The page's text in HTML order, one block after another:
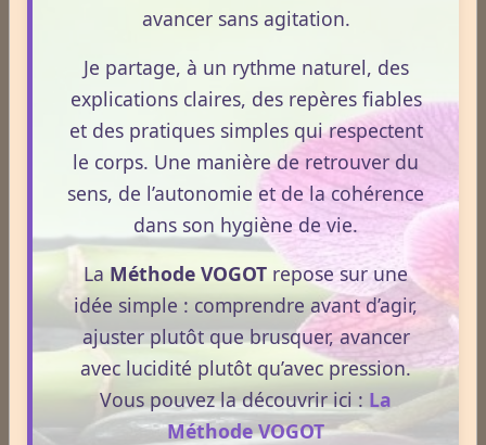
alimentation prévention terrain
naturopathie
digestion
vitalité danger santé
Témoignages
Témoignages
Derniers billets
Réharmonisation corporelle hygiéniste.
avancer sans agitation.
Je partage, à un rythme naturel, des
explications claires, des repères fiables
et des pratiques simples qui respectent
le corps. Une manière de retrouver du
sens, de l’autonomie et de la cohérence
dans son hygiène de vie.
La Méthode VOGOT repose sur une
idée simple : comprendre avant d’agir,
ajuster plutôt que brusquer, avancer
avec lucidité plutôt qu’avec pression.
Vous pouvez la découvrir ici : La
Méthode VOGOT